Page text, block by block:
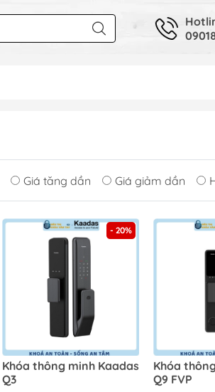
Giá tăng dần Giá giảm dần
- 20%
Khóa thông minh Kaadas
Q3
Khóa
Q9 FVP